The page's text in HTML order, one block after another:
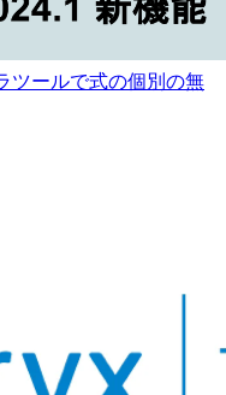
ツールで式の個別の無